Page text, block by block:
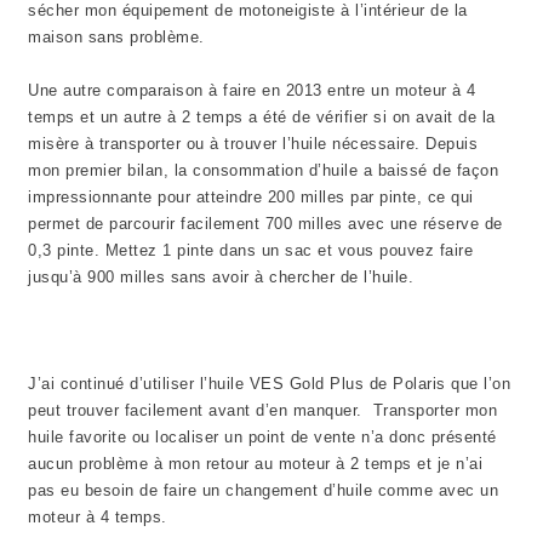
sécher mon équipement de motoneigiste à l’intérieur de la
maison sans problème.
Une autre comparaison à faire en 2013 entre un moteur à 4
temps et un autre à 2 temps a été de vérifier si on avait de la
misère à transporter ou à trouver l’huile nécessaire. Depuis
mon premier bilan, la consommation d’huile a baissé de façon
impressionnante pour atteindre 200 milles par pinte, ce qui
permet de parcourir facilement 700 milles avec une réserve de
0,3 pinte. Mettez 1 pinte dans un sac et vous pouvez faire
jusqu’à 900 milles sans avoir à chercher de l’huile.
J’ai continué d’utiliser l’huile VES Gold Plus de Polaris que l’on
peut trouver facilement avant d’en manquer. Transporter mon
huile favorite ou localiser un point de vente n’a donc présenté
aucun problème à mon retour au moteur à 2 temps et je n’ai
pas eu besoin de faire un changement d’huile comme avec un
moteur à 4 temps.